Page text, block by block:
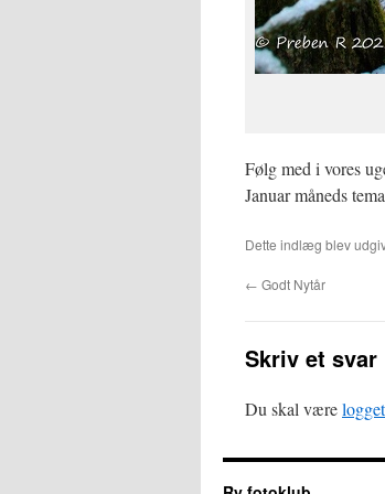
Følg med i vores
Januar måneds
Dette indlæg blev
← Godt Nytår
Skriv et svar
Du skal være